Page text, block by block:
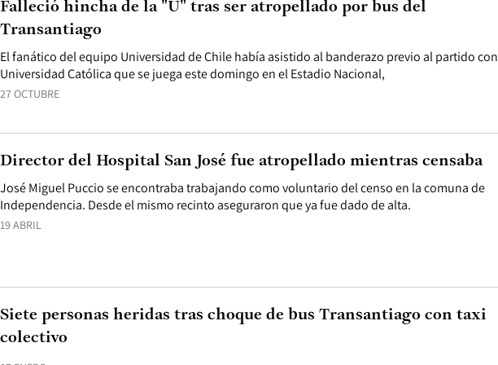
27 OCTUBRE
El fanático del equipo Universidad de Chile había asistido al banderazo previo al partido con
Universidad Católica que se juega este domingo en el Estadio Nacional,
Falleció hincha de la "U" tras ser atropellado por bus del
Transantiago
19 ABRIL
José Miguel Puccio se encontraba trabajando como voluntario del censo en la comuna de
Independencia. Desde el mismo recinto aseguraron que ya fue dado de alta.
Director del Hospital San José fue atropellado mientras censaba
Siete personas heridas tras choque de bus Transantiago con taxi
colectivo